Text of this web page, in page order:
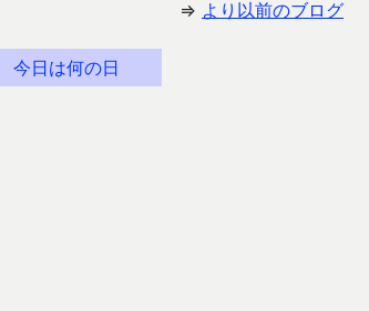
⇒ より以前のブログ
今日は何の日